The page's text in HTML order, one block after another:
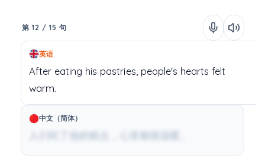
第 12 / 15 句
英语
After eating his pastries, people's hearts felt
warm.
中文（简体）